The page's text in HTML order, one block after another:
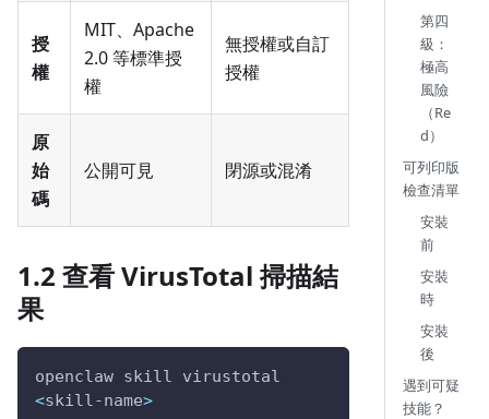
授
權
MIT、Apache
2.0 等標準授
權
無授權或自訂
授權
原
始
碼
公開可見 閉源或混淆
1.2 查看 VirusTotal 掃描結
果
<skill-name>
第四
級：
極高
風險
（Re
d）
可列印版
檢查清單
安裝
前
安裝
時
安裝
後
遇到可疑
技能？